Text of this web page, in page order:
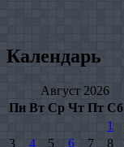
Календарь
Август 2026
Пн Вт Ср Чт Пт Сб
1
3
4 5 6 7 8